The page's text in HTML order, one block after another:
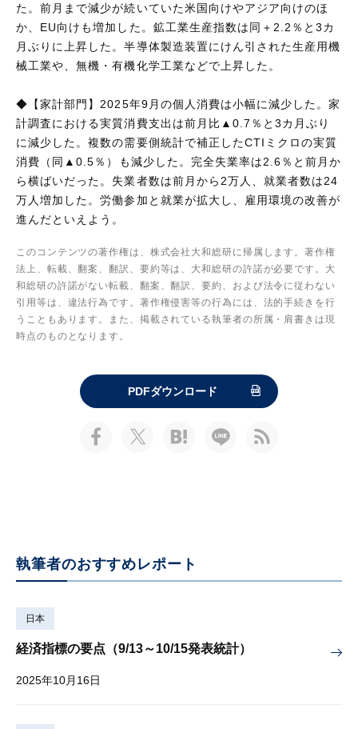
た。前月まで減少が続いていた米国向けやアジア向けのほ
か、EU向けも増加した。鉱工業生産指数は同＋2.2％と3カ
月ぶりに上昇した。半導体製造装置にけん引された生産用機
械工業や、無機・有機化学工業などで上昇した。
◆【家計部門】2025年9月の個人消費は小幅に減少した。家
計調査における実質消費支出は前月比▲0.7％と3カ月ぶり
に減少した。複数の需要側統計で補正したCTIミクロの実質
消費（同▲0.5％）も減少した。完全失業率は2.6％と前月か
ら横ばいだった。失業者数は前月から2万人、就業者数は24
万人増加した。労働参加と就業が拡大し、雇用環境の改善が
進んだといえよう。
このコンテンツの著作権は、株式会社大和総研に帰属します。著作権
法上、転載、翻案、翻訳、要約等は、大和総研の許諾が必要です。大
和総研の許諾がない転載、翻案、翻訳、要約、および法令に従わない
引用等は、違法行為です。著作権侵害等の行為には、法的手続きを行
うこともあります。また、掲載されている執筆者の所属・肩書きは現
時点のものとなります。
PDFダウンロード
執筆者のおすすめレポート
日本
経済指標の要点（9/13～10/15発表統計）
2025年10月16日